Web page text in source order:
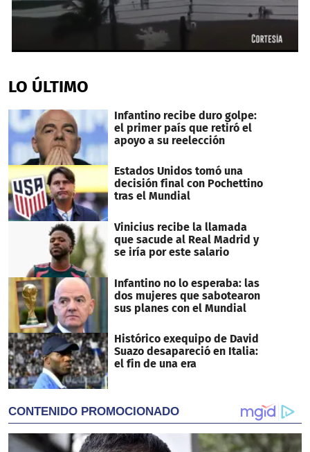
of
38
LO ÚLTIMO
Infantino recibe duro golpe:
el primer país que retiró el
apoyo a su reelección
Estados Unidos tomó una
decisión final con Pochettino
tras el Mundial
Vinicius recibe la llamada
que sacude al Real Madrid y
se iría por este salario
Infantino no lo esperaba: las
dos mujeres que sabotearon
sus planes con el Mundial
Histórico exequipo de David
Suazo desapareció en Italia:
el fin de una era